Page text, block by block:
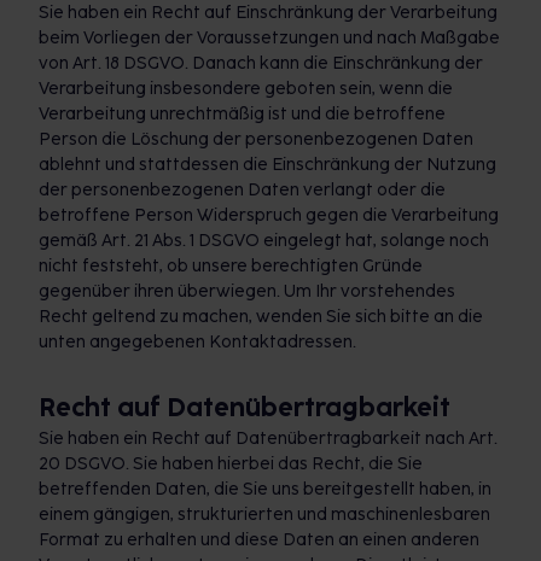
Sie haben ein Recht auf Einschränkung der Verarbeitung
beim Vorliegen der Voraussetzungen und nach Maßgabe
von Art. 18 DSGVO. Danach kann die Einschränkung der
Verarbeitung insbesondere geboten sein, wenn die
Verarbeitung unrechtmäßig ist und die betroffene
Person die Löschung der personenbezogenen Daten
ablehnt und stattdessen die Einschränkung der Nutzung
der personenbezogenen Daten verlangt oder die
betroffene Person Widerspruch gegen die Verarbeitung
gemäß Art. 21 Abs. 1 DSGVO eingelegt hat, solange noch
nicht feststeht, ob unsere berechtigten Gründe
gegenüber ihren überwiegen. Um Ihr vorstehendes
Recht geltend zu machen, wenden Sie sich bitte an die
unten angegebenen Kontaktadressen.
Recht auf Datenübertragbarkeit
Sie haben ein Recht auf Datenübertragbarkeit nach Art.
20 DSGVO. Sie haben hierbei das Recht, die Sie
betreffenden Daten, die Sie uns bereitgestellt haben, in
einem gängigen, strukturierten und maschinenlesbaren
Format zu erhalten und diese Daten an einen anderen